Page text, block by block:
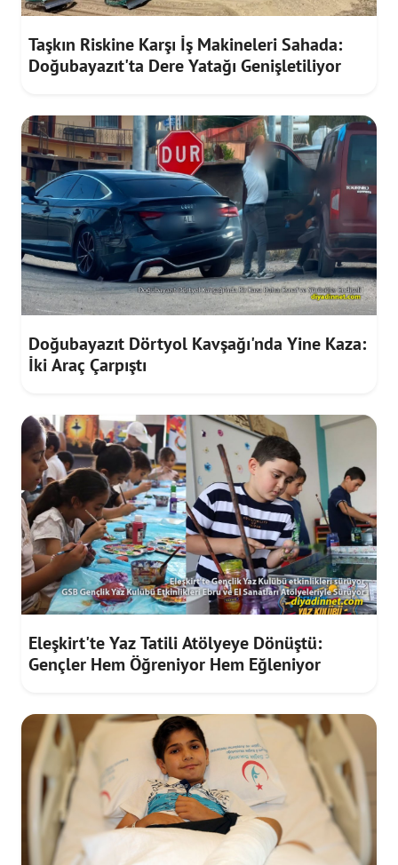
Taşkın Riskine Karşı İş Makineleri Sahada:
Doğubayazıt'ta Dere Yatağı Genişletiliyor
Doğubayazıt Dörtyol Kavşağı'nda Yine Kaza:
İki Araç Çarpıştı
Eleşkirt'te Yaz Tatili Atölyeye Dönüştü:
Gençler Hem Öğreniyor Hem Eğleniyor